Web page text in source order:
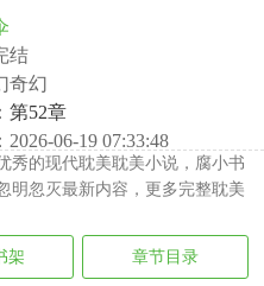
结
奇幻
第52章
06-19 07:33:48
秀的现代耽美耽美小说，腐小书
明忽灭最新内容，更多完整耽美
架 章节目录